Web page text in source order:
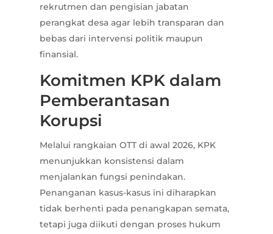
rekrutmen dan pengisian jabatan
perangkat desa agar lebih transparan dan
bebas dari intervensi politik maupun
finansial.
Komitmen KPK dalam
Pemberantasan
Korupsi
Melalui rangkaian OTT di awal 2026, KPK
menunjukkan konsistensi dalam
menjalankan fungsi penindakan.
Penanganan kasus-kasus ini diharapkan
tidak berhenti pada penangkapan semata,
tetapi juga diikuti dengan proses hukum